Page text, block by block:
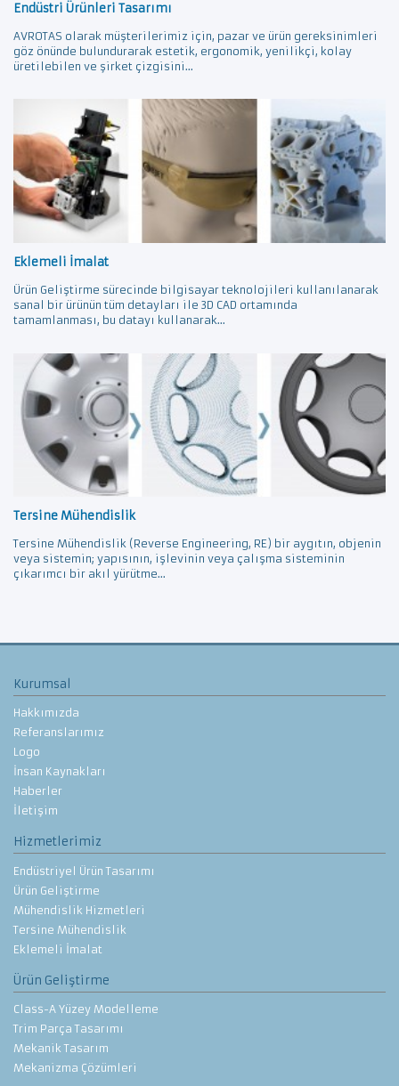
Endüstri Ürünleri Tasarımı
AVROTAS olarak müşterilerimiz için, pazar ve ürün gereksinimleri
göz önünde bulundurarak estetik, ergonomik, yenilikçi, kolay
üretilebilen ve şirket çizgisini...
Eklemeli İmalat
Ürün Geliştirme sürecinde bilgisayar teknolojileri kullanılanarak
sanal bir ürünün tüm detayları ile 3D CAD ortamında
tamamlanması, bu datayı kullanarak...
Tersine Mühendislik
Tersine Mühendislik (Reverse Engineering, RE) bir aygıtın, objenin
veya sistemin; yapısının, işlevinin veya çalışma sisteminin
çıkarımcı bir akıl yürütme...
Kurumsal
Hakkımızda
Referanslarımız
Logo
İnsan Kaynakları
Haberler
İletişim
Hizmetlerimiz
Endüstriyel Ürün Tasarımı
Ürün Geliştirme
Mühendislik Hizmetleri
Tersine Mühendislik
Eklemeli İmalat
Ürün Geliştirme
Class-A Yüzey Modelleme
Trim Parça Tasarımı
Mekanik Tasarım
Mekanizma Çözümleri